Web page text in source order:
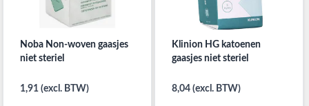
Noba Non-woven gaasjes
niet steriel
1,91 (excl. BTW)
Klinion HG katoenen
gaasjes niet steriel
8,04 (excl. BTW)